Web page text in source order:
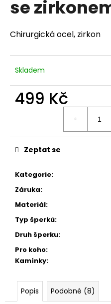
se
Chirurgická ocel, zirkon
Skladem
499 Kč
Kategorie:
Záruka:
Materiál:
Typ šperků:
Druh šperku:
Pro koho:
Kamínky:
Zeptat se
Popis Podobné (8)
a
í
t
?
HLEDAT
o
o
u
u
e